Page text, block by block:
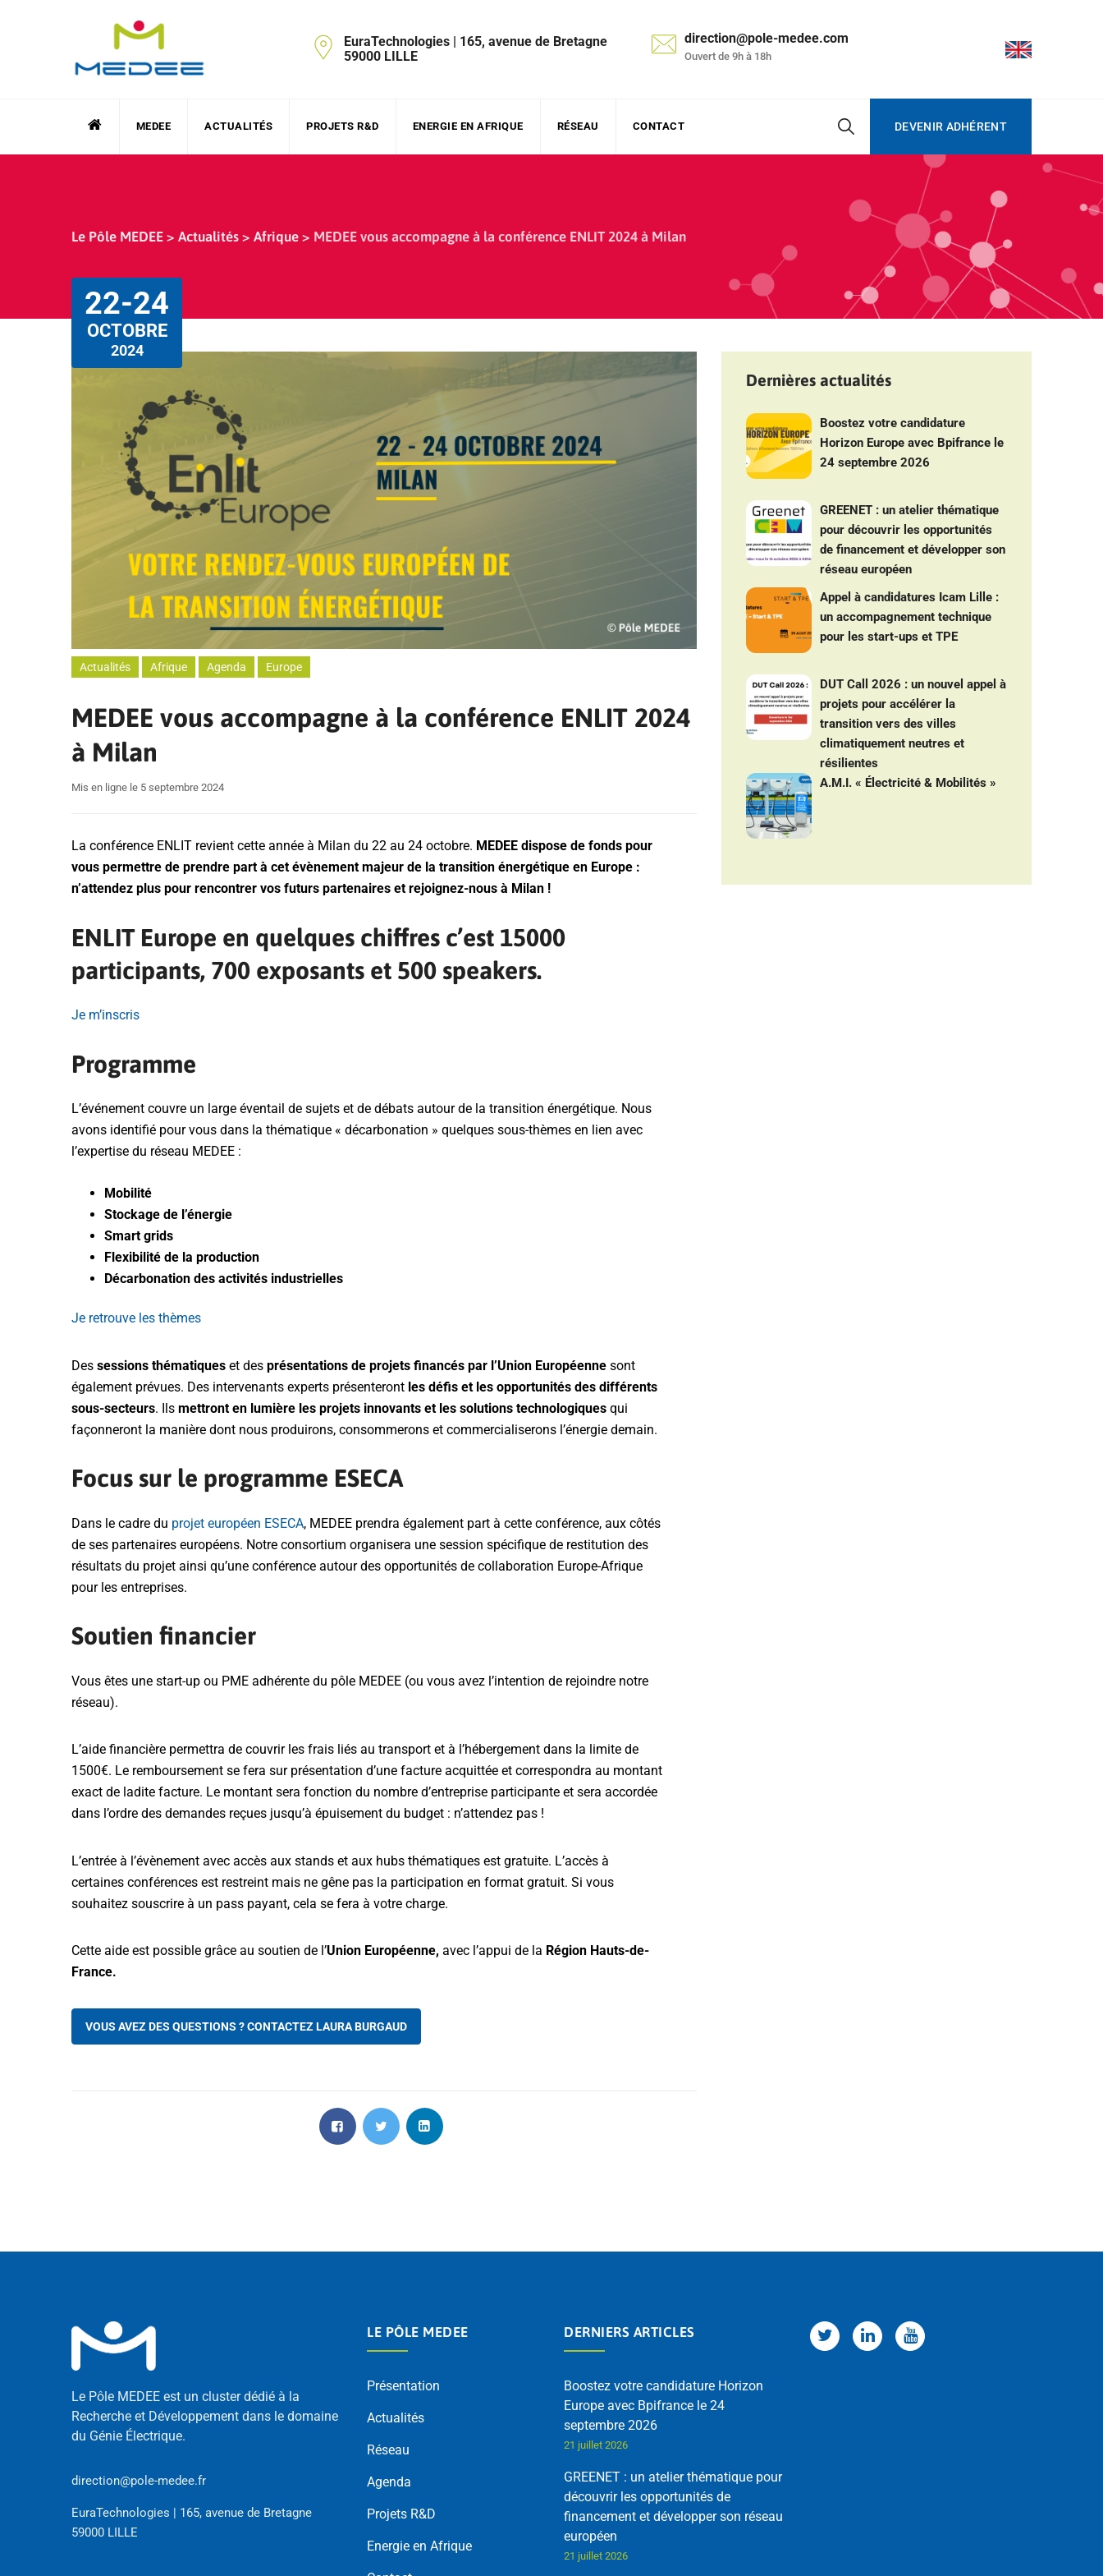
EuraTechnologies | 165, avenue de Bretagne
59000 LILLE
direction@pole-medee.com
Ouvert de 9h à 18h
MEDEE ACTUALITÉS PROJETS R&D ENERGIE EN AFRIQUE RÉSEAU CONTACT DEVENIR ADHÉRENT
Le Pôle MEDEE > Actualités > Afrique > MEDEE vous accompagne à la conférence ENLIT 2024 à Milan
22-24
OCTOBRE
2024
Actualités Afrique Agenda Europe
MEDEE vous accompagne à la conférence ENLIT 2024
à Milan
Mis en ligne le 5 septembre 2024
La conférence ENLIT revient cette année à Milan du 22 au 24 octobre. MEDEE dispose de fonds pour
vous permettre de prendre part à cet évènement majeur de la transition énergétique en Europe :
n’attendez plus pour rencontrer vos futurs partenaires et rejoignez-nous à Milan !
ENLIT Europe en quelques chiffres c’est 15000
participants, 700 exposants et 500 speakers.
Je m’inscris
Programme
L’événement couvre un large éventail de sujets et de débats autour de la transition énergétique. Nous
avons identifié pour vous dans la thématique « décarbonation » quelques sous-thèmes en lien avec
l’expertise du réseau MEDEE :
Mobilité
Stockage de l’énergie
Smart grids
Flexibilité de la production
Décarbonation des activités industrielles
Je retrouve les thèmes
Des sessions thématiques et des présentations de projets financés par l’Union Européenne sont
également prévues. Des intervenants experts présenteront les défis et les opportunités des différents
sous-secteurs. Ils mettront en lumière les projets innovants et les solutions technologiques qui
façonneront la manière dont nous produirons, consommerons et commercialiserons l’énergie demain.
Focus sur le programme ESECA
Dans le cadre du projet européen ESECA, MEDEE prendra également part à cette conférence, aux côtés
de ses partenaires européens. Notre consortium organisera une session spécifique de restitution des
résultats du projet ainsi qu’une conférence autour des opportunités de collaboration Europe-Afrique
pour les entreprises.
Soutien financier
Vous êtes une start-up ou PME adhérente du pôle MEDEE (ou vous avez l’intention de rejoindre notre
réseau).
L’aide financière permettra de couvrir les frais liés au transport et à l’hébergement dans la limite de
1500€. Le remboursement se fera sur présentation d’une facture acquittée et correspondra au montant
exact de ladite facture. Le montant sera fonction du nombre d’entreprise participante et sera accordée
dans l’ordre des demandes reçues jusqu’à épuisement du budget : n’attendez pas !
L’entrée à l’évènement avec accès aux stands et aux hubs thématiques est gratuite. L’accès à
certaines conférences est restreint mais ne gêne pas la participation en format gratuit. Si vous
souhaitez souscrire à un pass payant, cela se fera à votre charge.
Cette aide est possible grâce au soutien de l’Union Européenne, avec l’appui de la Région Hauts-de-
France.
VOUS AVEZ DES QUESTIONS ? CONTACTEZ LAURA BURGAUD
Dernières actualités
Boostez votre candidature
Horizon Europe avec Bpifrance le
24 septembre 2026
GREENET : un atelier thématique
pour découvrir les opportunités
de financement et développer son
réseau européen
Appel à candidatures Icam Lille :
un accompagnement technique
pour les start-ups et TPE
DUT Call 2026 : un nouvel appel à
projets pour accélérer la
transition vers des villes
climatiquement neutres et
résilientes
A.M.I. « Électricité & Mobilités »
Le Pôle MEDEE est un cluster dédié à la
Recherche et Développement dans le domaine
du Génie Électrique.
direction@pole-medee.fr
EuraTechnologies | 165, avenue de Bretagne
59000 LILLE
LE PÔLE MEDEE
Présentation
Actualités
Réseau
Agenda
Projets R&D
Energie en Afrique
DERNIERS ARTICLES
Boostez votre candidature Horizon
Europe avec Bpifrance le 24
septembre 2026
21 juillet 2026
GREENET : un atelier thématique pour
découvrir les opportunités de
financement et développer son réseau
européen
21 juillet 2026